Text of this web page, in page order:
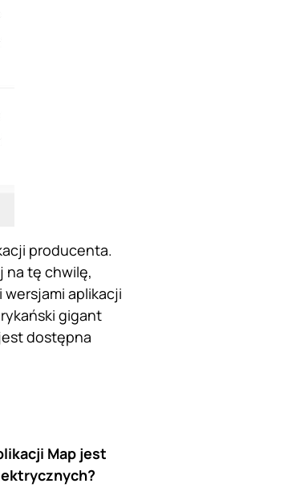
producenta.
na tę chwilę,
aplikacji
gigant
dostępna
Map jest